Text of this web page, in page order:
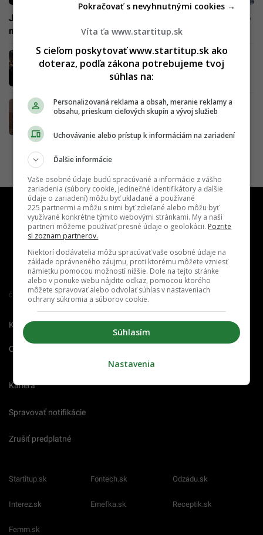
Jakub pomáhal Slovákom dostať sa z Izraela: Keď niekto
nebol v situácii, že sa bál o svoj život, ťažko to pochopí
Najhoršia nočná mora Európy ožíva: Expert
prezradil, či nás čaká nová vlna terorizmu
Zhrnutie dňa: Vojna v Izraeli eskaluje, chystá
sa masívna pozemná operácia. Ďalší teroristi
Člen združenia IAB Slovakia
Kontakt
O nás
Kariéra
Spravovať notifikácie
Zrušiť predplatné
Startitup.sk Fontech.sk Odzadu.sk
Interez.sk Emefka.sk Receptik.sk
Femm.sk
Víta ťa www.startitup.sk
S cieľom poskytovať www.startitup.sk ako
doteraz, podľa zákona potrebujeme tvoj
súhlas na:
Personalizovaná reklama a obsah, meranie reklamy a
obsahu, prieskum cieľových skupín a vývoj služieb
Uchovávanie alebo prístup k informáciám na zariadení
Ďalšie informácie
Vaše osobné údaje budú spracúvané a informácie z vášho
zariadenia (súbory cookie, jedinečné identifikátory a ďalšie
údaje o zariadení) môžu byť ukladané a používané
225 partnermi a môžu s nimi byť zdieľané alebo môžu byť
využívané konkrétne týmito webovými stránkami. My a naši
partneri môžeme používať presné údaje o geolokácii. Pozrite
si zoznam partnerov.
Niektorí dodávatelia môžu spracúvať vaše osobné údaje na
základe oprávneného záujmu, proti ktorému môžete vzniesť
námietku pomocou možností nižšie. Dole na tejto stránke
alebo v ponuke webu nájdite odkaz, pomocou ktorého
môžete spravovať alebo odvolať súhlas v nastaveniach
ochrany súkromia a súborov cookie.
Súhlasím
Pokračovať s nevyhnutnými cookies →
Nastavenia